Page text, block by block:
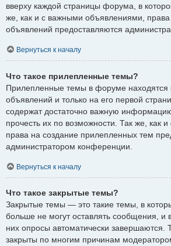
вверху каждой страницы форума, в
же, как и с важными объявлениями, права
объявлений предоставляются
Вернуться к началу
Что такое прилепленные темы?
Прилепленные темы в форуме находятся
объявлений и только на его первой
содержат достаточно важную
прочесть их по возможности. Так же, как
права на создание прилепленных тем
администратором конференции.
Вернуться к началу
Что такое закрытые темы?
Закрытые темы — это такие темы, в
больше не могут оставлять сообщения, и
них опросы автоматически завершаются.
закрыты по многим причинам